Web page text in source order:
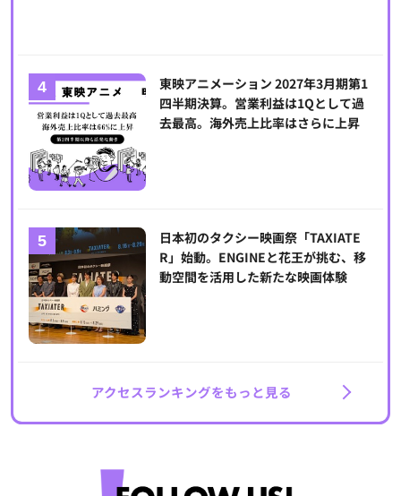
東映アニメーション 2027年3月期第1
四半期決算。営業利益は1Qとして過
去最高。海外売上比率はさらに上昇
日本初のタクシー映画祭「TAXIATE
R」始動。ENGINEと花王が挑む、移
動空間を活用した新たな映画体験
アクセスランキングをもっと見る